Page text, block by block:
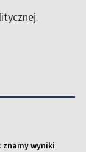
znamy wyniki